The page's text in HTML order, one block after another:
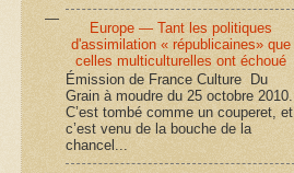
Europe — Tant les politiques
d'assimilation « républicaines» que
celles multiculturelles ont échoué
Émission de France Culture Du
Grain à moudre du 25 octobre 2010.
C’est tombé comme un couperet, et
c’est venu de la bouche de la
chancel...